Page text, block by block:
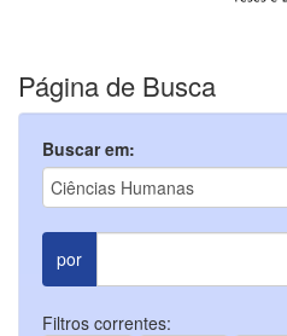
Página de Busca
Buscar em:
por
Filtros correntes: